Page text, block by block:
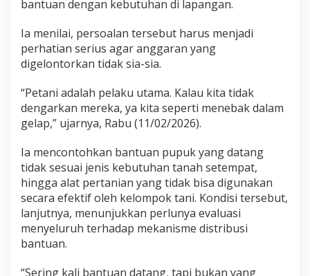
bantuan dengan kebutuhan di lapangan.
Ia menilai, persoalan tersebut harus menjadi
perhatian serius agar anggaran yang
digelontorkan tidak sia-sia.
“Petani adalah pelaku utama. Kalau kita tidak
dengarkan mereka, ya kita seperti menebak dalam
gelap,” ujarnya, Rabu (11/02/2026).
Ia mencontohkan bantuan pupuk yang datang
tidak sesuai jenis kebutuhan tanah setempat,
hingga alat pertanian yang tidak bisa digunakan
secara efektif oleh kelompok tani. Kondisi tersebut,
lanjutnya, menunjukkan perlunya evaluasi
menyeluruh terhadap mekanisme distribusi
bantuan.
“Sering kali bantuan datang, tapi bukan yang